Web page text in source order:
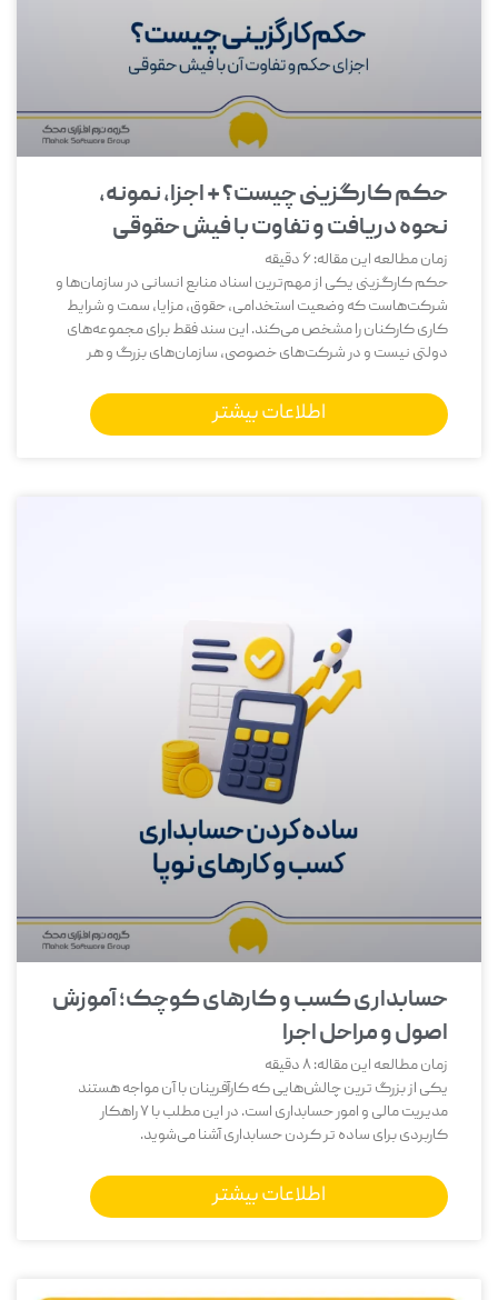
حکم کارگزینی چیست؟ + اجزا، نمونه،
نحوه دریافت و تفاوت با فیش حقوقی
زمان مطالعه این مقاله:6 دقیقه
حکم کارگزینی یکی از مهم‌ترین اسناد منابع انسانی در سازمان‌ها و
شرکت‌هاست که وضعیت استخدامی، حقوق، مزایا، سمت و شرایط
کاری کارکنان را مشخص می‌کند. این سند فقط برای مجموعه‌های
دولتی نیست و در شرکت‌های خصوصی، سازمان‌های بزرگ و هر
اطلاعات بیشتر
حسابداری کسب و کارهای کوچک؛ آموزش
اصول و مراحل اجرا
زمان مطالعه این مقاله:8دقیقه
یکی از بزرگ‌ ترین چالش‌هایی که کارآفرینان با آن مواجه هستند
مدیریت مالی و امور حسابداری است. در این مطلب با 7 راهکار
کاربردی برای ساده تر کردن حسابداری آشنا می‌شوید.
اطلاعات بیشتر